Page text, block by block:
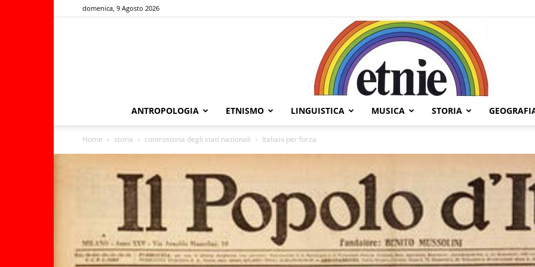
domenica, 9 Agosto 2026
ANTROPOLOGIA ETNISMO LINGUISTICA MUSICA STORIA
Home storia controstoria degli stati nazionali Italiani per forza